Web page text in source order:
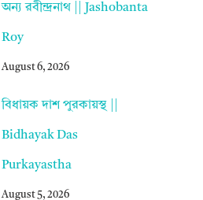
অন্য রবীন্দ্রনাথ || Jashobanta
Roy
August 6, 2026
বিধায়ক দাশ পুরকায়স্থ ||
Bidhayak Das
Purkayastha
August 5, 2026